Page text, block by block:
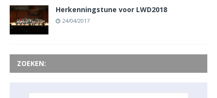
Herkenningstune voor LWD2018
24/04/2017
ZOEKEN: